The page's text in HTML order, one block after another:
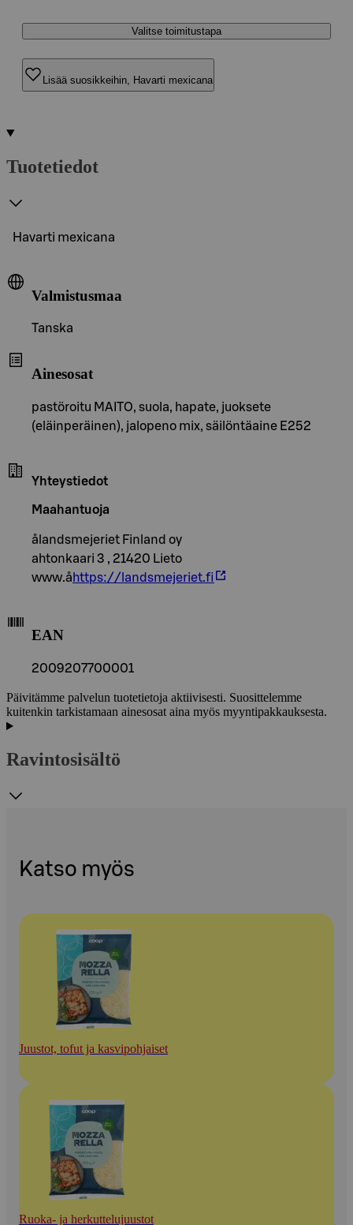
Valitse toimitustapa
Lisää suosikkeihin, Havarti mexicana
Tuotetiedot
Havarti mexicana
Valmistusmaa
Tanska
Ainesosat
pastöroitu MAITO, suola, hapate, juoksete
(eläinperäinen), jalopeno mix, säilöntäaine E252
Yhteystiedot
Maahantuoja
ålandsmejeriet Finland oy
ahtonkaari 3 , 21420 Lieto
www.å https://landsmejeriet.fi
EAN
2009207700001
Päivitämme palvelun tuotetietoja aktiivisesti. Suosittelemme
kuitenkin tarkistamaan ainesosat aina myös myyntipakkauksesta.
Ravintosisältö
Katso myös
Juustot, tofut ja kasvipohjaiset
Ruoka- ja herkuttelujuustot